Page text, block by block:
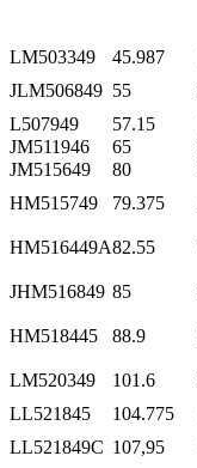
LM503349
45.987
JLM506849 55
L507949
57.15
JM511946
65
JM515649
80
HM515749
79.375
HM516449A82.55
JHM516849 85
HM518445 88.9
LM520349 101.6
LL521845
104.775
LL521849C 107,95